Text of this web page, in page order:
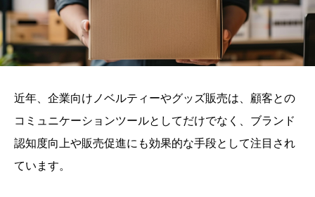
近年、企業向けノベルティーやグッズ販売は、顧客との
コミュニケーションツールとしてだけでなく、ブランド
認知度向上や販売促進にも効果的な手段として注目され
ています。